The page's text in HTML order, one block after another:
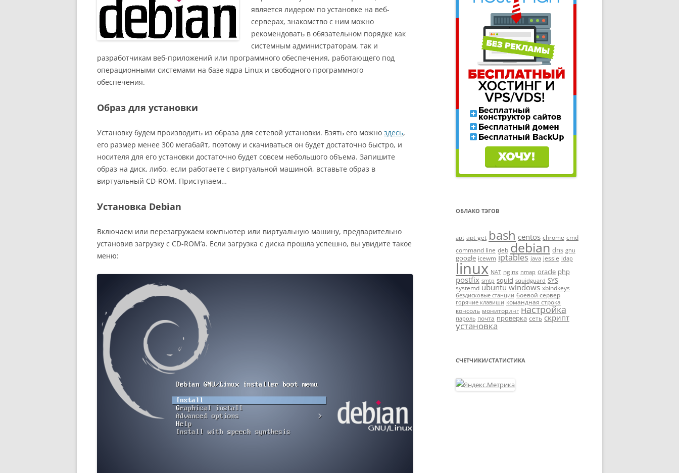
является лидером по установке на веб-
серверах, знакомство с ним можно
рекомендовать в обязательном порядке как
системным администраторам, так и
разработчикам веб-приложений или программного обеспечения, работающего под
операционными системами на базе ядра Linux и свободного программного
обеспечения.
Образ для установки
Установку будем производить из образа для сетевой установки. Взять его можно здесь,
его размер менее 300 мегабайт, поэтому и скачиваться он будет достаточно быстро, и
носителя для его установки достаточно будет совсем небольшого объема. Запишите
образ на диск, либо, если работаете с виртуальной машиной, вставьте образ в
виртуальный CD-ROM. Приступаем…
Установка Debian
Включаем или перезагружаем компьютер или виртуальную машину, предварительно
установив загрузку с CD-ROM’а. Если загрузка с диска прошла успешно, вы увидите такое
меню:
ОБЛАКО ТЭГОВ
apt apt-get bash centos chrome cmd
command line deb debian dns gnu
google icewm iptables java jessie ldap
linux NAT nginx nmap oracle php
postfix smtp squid squidguard SYS
systemd ubuntu windows xbindkeys
бездисковые станции боевой сервер
горячие клавиши командная строка
консоль мониторинг настройка
пароль почта проверка сеть скрипт
установка
СЧЕТЧИКИ/СТАТИСТИКА